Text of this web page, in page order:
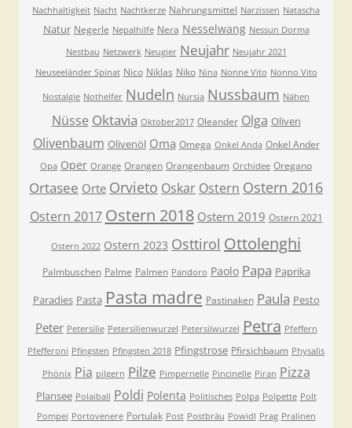
Nachhaltigkeit Nacht Nachtkerze Nahrungsmittel Narzissen Natascha
Natur Negerle Nepalhilfe Nera Nesselwang Nessun Dorma
Nestbau Netzwerk Neugier Neujahr Neujahr 2021
Neuseeländer Spinat Nico Niklas Niko Nina Nonne Vito Nonno Vito
Nostalgie Nothelfer Nudeln Nursia Nussbaum Nähen
Nüsse Oktavia Oktober2017 Oleander Olga Oliven
Olivenbaum Olivenöl Oma Omega Onkel Anda Onkel Ander
Opa Oper Orange Orangen Orangenbaum Orchidee Oregano
Ortasee Orte Orvieto Oskar Ostern Ostern 2016
Ostern 2017 Ostern 2018 Ostern 2019 Ostern 2021
Ostern 2022 Ostern 2023 Osttirol Ottolenghi
Palmbuschen Palme Palmen Pandoro Paolo Papa Paprika
Paradies Pasta Pasta madre Pastinaken Paula Pesto
Peter Petersilie Petersilienwurzel Petersilwurzel Petra Pfeffern
Pfefferoni Pfingsten Pfingsten 2018 Pfingstrose Pfirsichbaum Physalis
Phönix Pia pilgern Pilze Pimpernelle Pincinelle Piran Pizza
Plansee Polaiball Poldi Polenta Politisches Polpa Polpette Polt
Pompei Portovenere Portulak Post Postbräu Powidl Prag Pralinen